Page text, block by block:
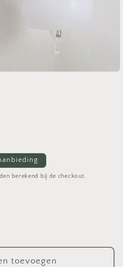
berekend bij de checkout.
toevoegen